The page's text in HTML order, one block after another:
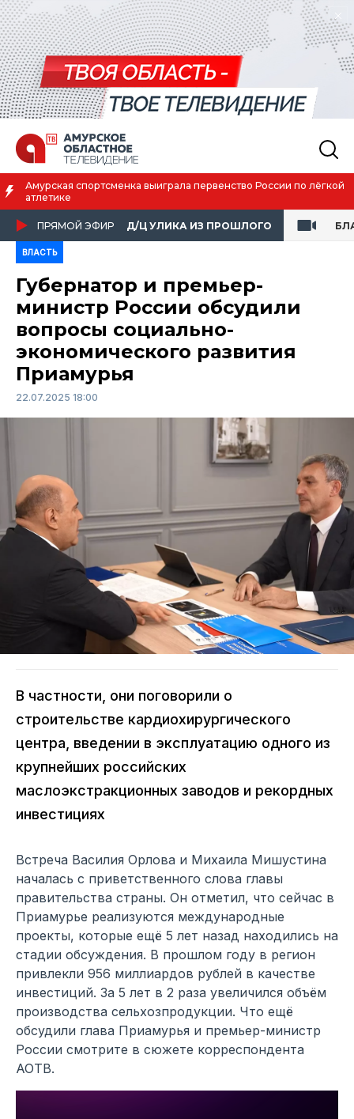
Амурская спортсменка выиграла первенство России по лёгкой
атлетике
ПРЯМОЙ ЭФИР Д/Ц УЛИКА ИЗ ПРОШЛОГО
ВЛАСТЬ
Губернатор и премьер-
министр России обсудили
вопросы социально-
экономического развития
Приамурья
22.07.2025 18:00
В частности, они поговорили о
строительстве кардиохирургического
центра, введении в эксплуатацию одного из
крупнейших российских
маслоэкстракционных заводов и рекордных
инвестициях
Встреча Василия Орлова и Михаила Мишустина
началась с приветственного слова главы
правительства страны. Он отметил, что сейчас в
Приамурье реализуются международные
проекты, которые ещё 5 лет назад находились на
стадии обсуждения. В прошлом году в регион
привлекли 956 миллиардов рублей в качестве
инвестиций. За 5 лет в 2 раза увеличился объём
производства сельхозпродукции. Что ещё
обсудили глава Приамурья и премьер-министр
России смотрите в сюжете корреспондента
АОТВ.